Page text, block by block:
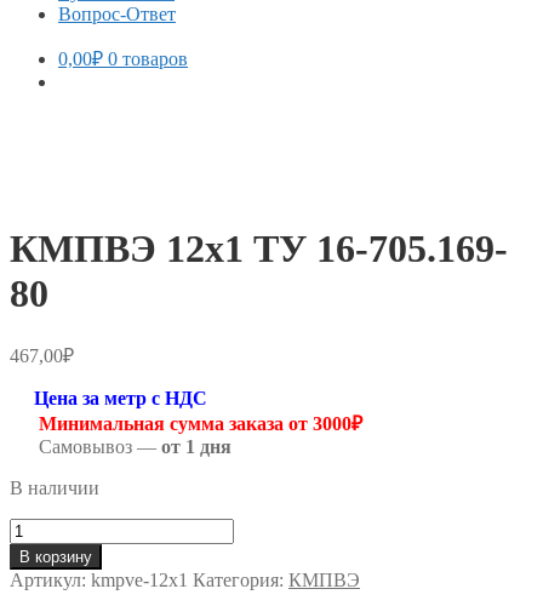
Вопрос-Ответ
0,00₽ 0 товаров
КМПВЭ 12х1 ТУ 16-705.169-
80
467,00₽
Цена за метр с НДС
Минимальная сумма заказа от 3000₽
Самовывоз — от 1 дня
В наличии
Количество
товара
КМПВЭ
12х1
В корзину
Артикул: kmpve-12х1 Категория: КМПВЭ